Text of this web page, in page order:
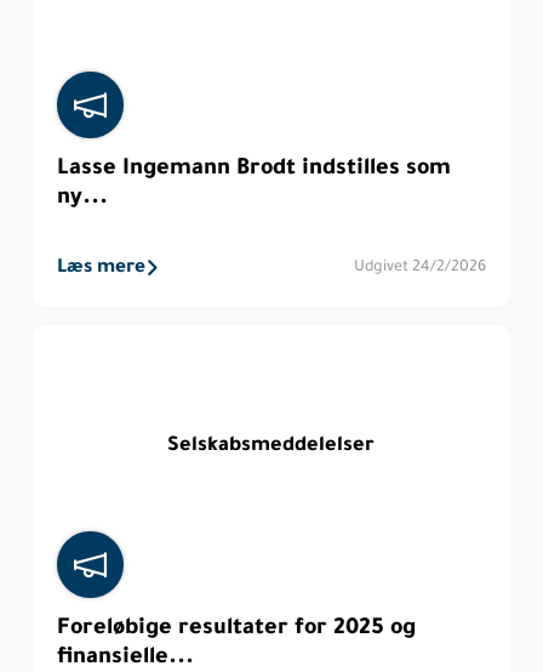
Lasse Ingemann Brodt indstilles som
ny...
Læs mere Udgivet 24/2/2026
Selskabsmeddelelser
Foreløbige resultater for 2025 og
finansielle...